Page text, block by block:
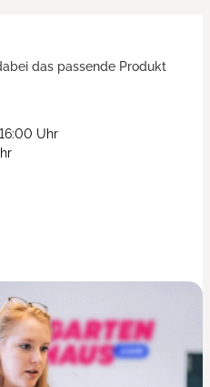
das passende Produkt
Uhr